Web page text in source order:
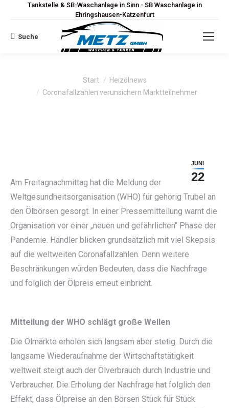
Tankstelle & SB-Waschanlage in Sinn - SB Waschanlage in
Ehringshausen-Katzenfurt
Search:
Suche
Sie befinden sich hier:Start
Heizölnews
Coronafallzahlen verunsichern Marktteilnehmer
JUNI
22
Am Freitagnachmittag hat die Meldung der
Weltgesundheitsorganisation (WHO) für gehörig Trubel an
den Ölbörsen gesorgt. In einer Pressemitteilung warnt die
Organisation vor einer „neuen und gefährlichen“ Phase der
Pandemie. Händler blicken grundsätzlich mit viel Skepsis
auf die weltweiten Coronafallzahlen. Denn weitere
Beschränkungen würden Bedeuten, dass die Nachfrage
und folglich der Ölpreis erneut einbricht.
Mitteilung der WHO schlägt große Wellen
Die Ölmärkte erholen sich langsam aber stetig. Durch die
langsame Wiederaufnahme der Wirtschaftstätigkeit
weltweit steigt auch der Ölverbrauch durch Industrie und
Verbraucher. Die Erholung der Nachfrage hat folglich den
Effekt, dass Ölpreise an den Börsen Stück für Stück